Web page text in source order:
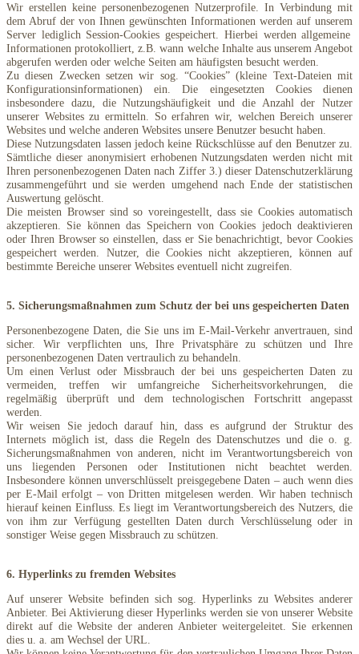
Wir erstellen keine personenbezogenen Nutzerprofile. In Verbindung mit
dem Abruf der von Ihnen gewünschten Informationen werden auf unserem
Server lediglich Session-Cookiesgespeichert. Hierbei werden allgemeine
Informationen protokolliert, z.B. wann welche Inhalte aus unserem Angebot
abgerufen werden oder welche Seiten am häufigsten besucht werden.
Zu diesen Zwecken setzen wir sog. “Cookies” (kleine Text-Dateien mit
Konfigurationsinformationen) ein. Die eingesetzten Cookies dienen
insbesondere dazu, die Nutzungshäufigkeit und die Anzahl der Nutzer
unserer Websites zu ermitteln. So erfahren wir, welchen Bereich unserer
Websites und welche anderen Websites unsere Benutzer besucht haben.
Diese Nutzungsdaten lassen jedoch keine Rückschlüsse auf den Benutzer zu.
Sämtliche dieser anonymisiert erhobenen Nutzungsdaten werden nicht mit
Ihren personenbezogenen Daten nach Ziffer 3.) dieser Datenschutzerklärung
zusammengeführt und sie werden umgehend nach Ende der statistischen
Auswertung gelöscht.
Die meisten Browser sind so voreingestellt, dass sie Cookies automatisch
akzeptieren. Sie können das Speichern von Cookies jedoch deaktivieren
oder Ihren Browser so einstellen, dass er Sie benachrichtigt, bevor Cookies
gespeichert werden. Nutzer, die Cookies nicht akzeptieren, können auf
bestimmte Bereiche unserer Websites eventuell nicht zugreifen.
5. Sicherungsmaßnahmen zum Schutz der bei uns gespeicherten Daten
Personenbezogene Daten, die Sie uns im E-Mail-Verkehr anvertrauen, sind
sicher. Wir verpflichten uns, Ihre Privatsphäre zu schützen und Ihre
personenbezogenen Daten vertraulich zu behandeln.
Um einen Verlust oder Missbrauch der bei uns gespeicherten Daten zu
vermeiden, treffen wir umfangreiche Sicherheitsvorkehrungen, die
regelmäßig überprüft und dem technologischen Fortschritt angepasst
werden.
Wir weisen Sie jedoch darauf hin, dass es aufgrund der Struktur des
Internets möglich ist, dass die Regeln des Datenschutzes und die o. g.
Sicherungsmaßnahmen von anderen, nicht im Verantwortungsbereich von
uns liegenden Personen oder Institutionen nicht beachtet werden.
Insbesondere können unverschlüsselt preisgegebene Daten – auch wenn dies
per E-Mail erfolgt – von Dritten mitgelesen werden. Wir haben technisch
hierauf keinen Einfluss. Es liegt im Verantwortungsbereich des Nutzers, die
von ihm zur Verfügung gestellten Daten durch Verschlüsselung oder in
sonstiger Weise gegen Missbrauch zu schützen.
6. Hyperlinks zu fremden Websites
Auf unserer Website befinden sich sog. Hyperlinks zu Websites anderer
Anbieter. Bei Aktivierung dieser Hyperlinks werden sie von unserer Website
direkt auf die Website der anderen Anbieter weitergeleitet. Sie erkennen
dies u. a. am Wechsel der URL.